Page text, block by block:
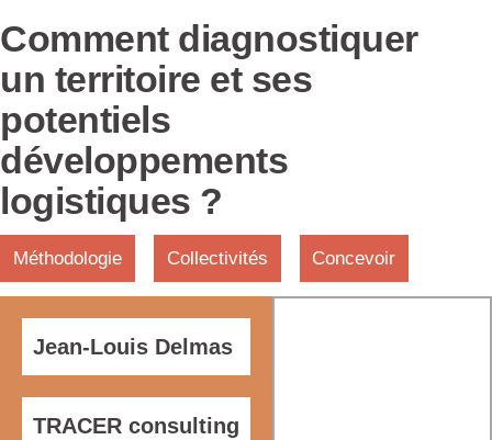
Comment diagnostiquer
un territoire et ses
potentiels
développements
logistiques ?
Méthodologie Collectivités Concevoir
Jean-Louis Delmas
TRACER consulting